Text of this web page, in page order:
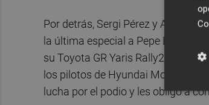
Por detrás, Sergi Pérez y Axel
la última especial a Pepe López y
su Toyota GR Yaris Rally2 hasta
los pilotos de Hyundai Motor
lucha por el podio y les obligó a